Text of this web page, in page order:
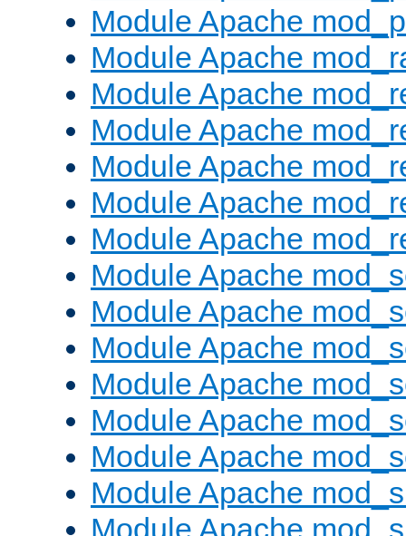
Module Apache
Module Apache
Module Apache
Module Apache
Module Apache
Module Apache
Module Apache
Module Apache
Module Apache
Module Apache
Module Apache
Module Apache
Module Apache
Module Apache
Module Apache